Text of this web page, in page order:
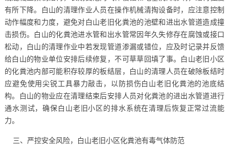
有所下降。白山的清理作业人员在操作机械清掏设备时，应注意控制
动作幅度和力度，避免对白山老旧化粪池的池壁和进出水管道造成撞
击损伤。白山的化粪池进水管和出水管常因年久失修存在腐蚀或接口
松动，白山的清理作业中若发现管道渗漏或错位，应及时记录并反馈
给白山的物业单位安排后续修复，不可草草回填了事。白山老旧小区
的化粪池内部可能积存较厚的板结层，白山的清理人员在破除板结时
应避免使用尖锐工具暴力敲击，以防损伤白山老旧化粪池的池底结
构。白山的物业应在清理结束后安排人员对化粪池的进出水管道进行
通水测试，确保白山老旧小区的排水系统在清理后恢复正常过流能
力。
三、严控安全风险，白山老旧小区化粪池有毒气体防范